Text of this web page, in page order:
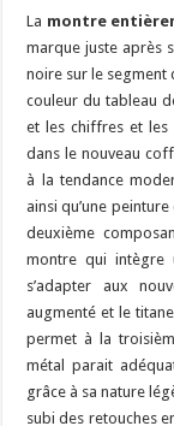
La montre
marque juste après
noire sur le segment
couleur du tableau
et les chiffres et les
dans le nouveau
à la tendance
ainsi qu’une
deuxième
montre qui intègre
s’adapter aux
augmenté et le
permet à la
métal parait
grâce à sa nature
subi des retouches